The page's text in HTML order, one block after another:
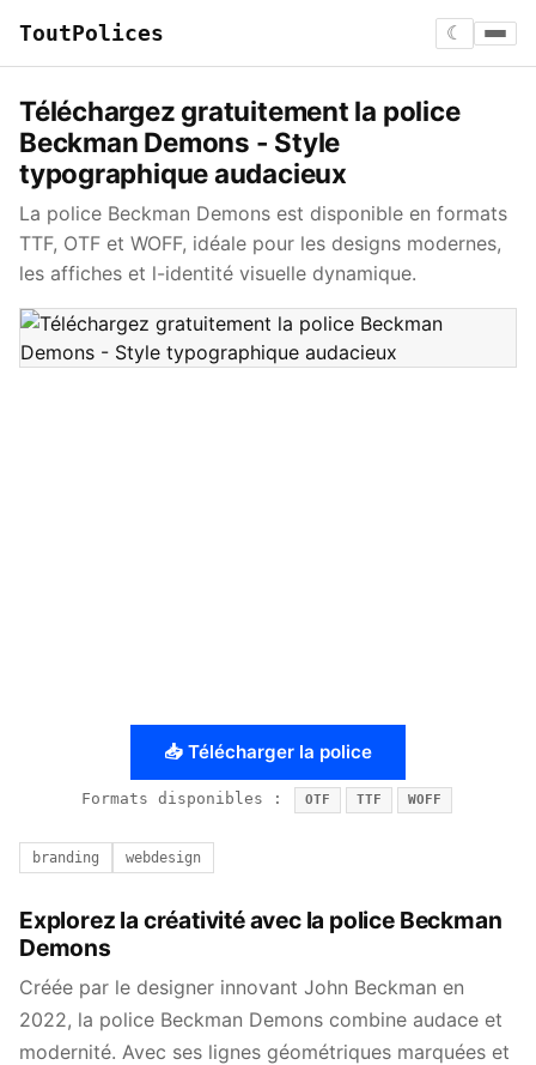
ToutPolices ☾
Téléchargez gratuitement la police
Beckman Demons - Style
typographique audacieux
La police Beckman Demons est disponible en formats
TTF, OTF et WOFF, idéale pour les designs modernes,
les affiches et l-identité visuelle dynamique.
📥 Télécharger la police
Formats disponibles : OTF TTF WOFF
branding webdesign
Explorez la créativité avec la police Beckman
Demons
Créée par le designer innovant John Beckman en
2022, la police Beckman Demons combine audace et
modernité. Avec ses lignes géométriques marquées et